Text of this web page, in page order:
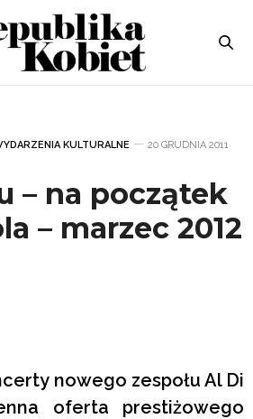
KULTURALNE 20 GRUDNIA 2011
– na początek
– marzec 2012
nowego zespołu Al Di
oferta prestiżowego